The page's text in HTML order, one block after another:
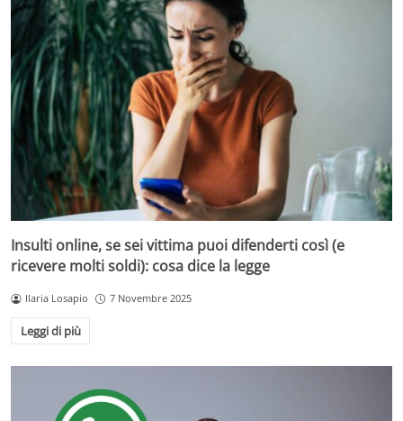
Insulti online, se sei vittima puoi difenderti così (e
ricevere molti soldi): cosa dice la legge
Ilaria Losapio 7 Novembre 2025
Leggi di più